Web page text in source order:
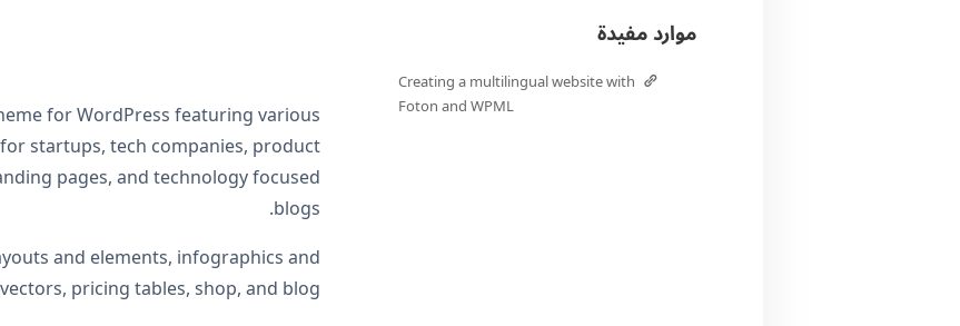
موارد مفيدة
Creating a multilingual website with
Foton and WPML
for WordPress featuring various
startups, tech companies, product
pages, and technology focused
blogs.
and elements, infographics and
vectors, pricing tables, shop, and blog.